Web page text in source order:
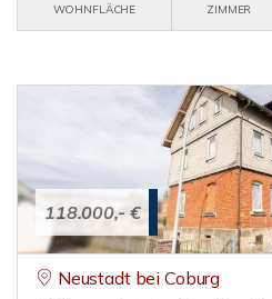
WOHNFLÄCHE
ZIMMER
118.000,- €
Neustadt bei Coburg